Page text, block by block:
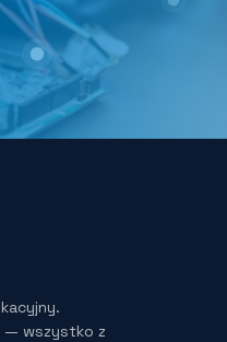
— wszystko z